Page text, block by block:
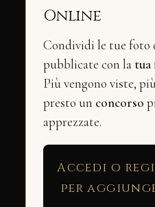
Online
Condividi le tue foto
pubblicate con la tua
Più vengono viste,
presto un concorso
apprezzate.
Accedi o
per